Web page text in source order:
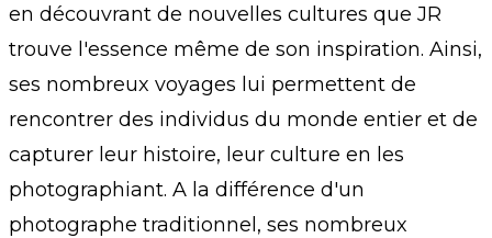
en découvrant de nouvelles cultures que JR
trouve l'essence même de son inspiration. Ainsi,
ses nombreux voyages lui permettent de
rencontrer des individus du monde entier et de
capturer leur histoire, leur culture en les
photographiant. A la différence d'un
photographe traditionnel, ses nombreux